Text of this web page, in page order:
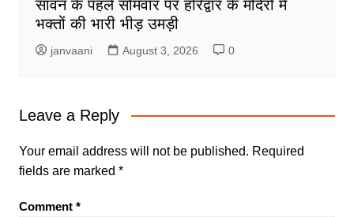
सावन के पहले सोमवार पर हरिद्वार के मंदिरों में
भक्तों की भारी भीड़ उमड़ी
janvaani August 3, 2026 0
Leave a Reply
Your email address will not be published. Required
fields are marked *
Comment *